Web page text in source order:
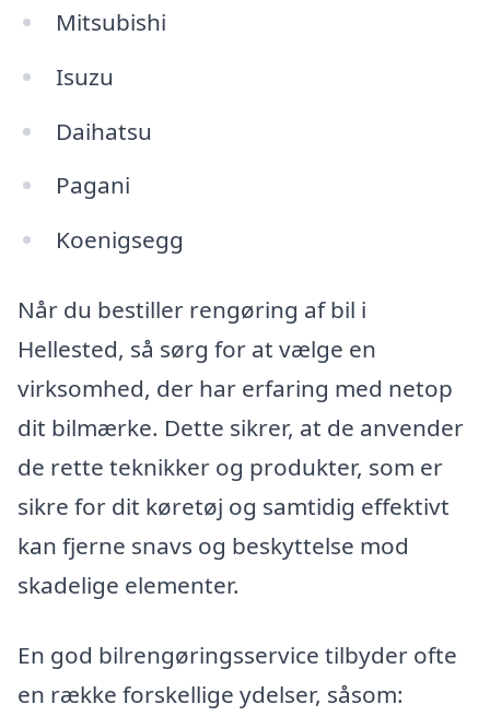
Mitsubishi
Isuzu
Daihatsu
Pagani
Koenigsegg
Når du bestiller rengøring af bil i
Hellested, så sørg for at vælge en
virksomhed, der har erfaring med netop
dit bilmærke. Dette sikrer, at de anvender
de rette teknikker og produkter, som er
sikre for dit køretøj og samtidig effektivt
kan fjerne snavs og beskyttelse mod
skadelige elementer.
En god bilrengøringsservice tilbyder ofte
en række forskellige ydelser, såsom: